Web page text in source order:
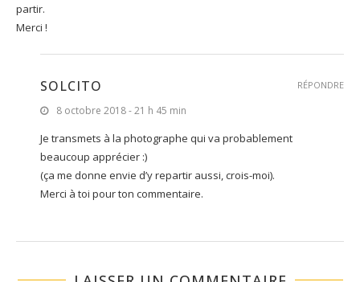
partir.
Merci !
SOLCITO
8 octobre 2018 - 21 h 45 min
Je transmets à la photographe qui va probablement
beaucoup apprécier :)
(ça me donne envie d’y repartir aussi, crois-moi).
Merci à toi pour ton commentaire.
RÉPONDRE